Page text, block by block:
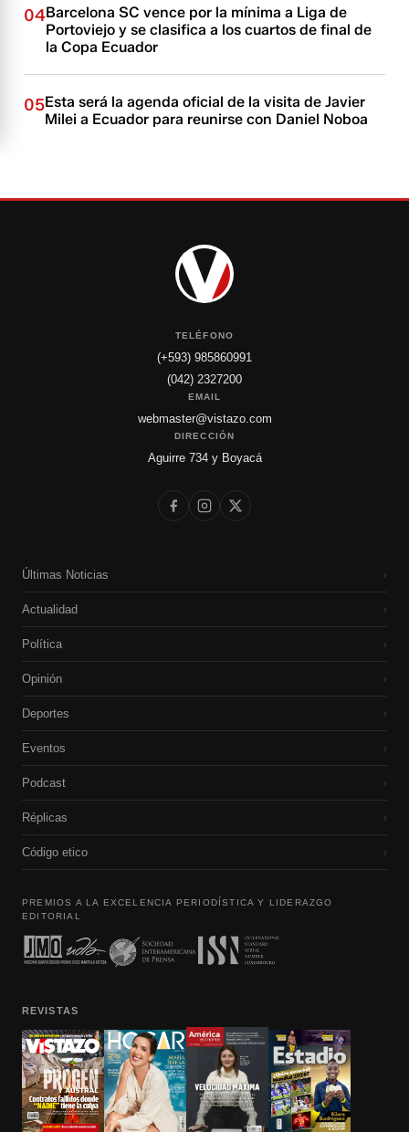
04Barcelona SC vence por la mínima a Liga de
Portoviejo y se clasifica a los cuartos de final de
la Copa Ecuador
05Esta será la agenda oficial de la visita de Javier
Milei a Ecuador para reunirse con Daniel Noboa
TELÉFONO
(+593) 985860991
(042) 2327200
EMAIL
webmaster@vistazo.com
DIRECCIÓN
Aguirre 734 y Boyacá
Últimas Noticias ›
Actualidad ›
Política ›
Opinión ›
Deportes ›
Eventos ›
Podcast ›
Réplicas ›
Código etico ›
PREMIOS A LA EXCELENCIA PERIODÍSTICA Y LIDERAZGO
EDITORIAL
REVISTAS